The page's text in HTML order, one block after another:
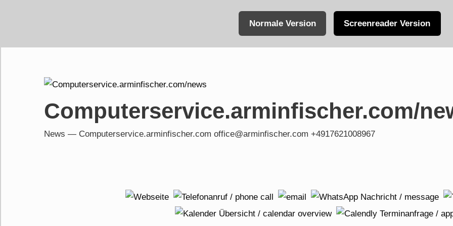
Normale Version Screenreader Version
content
Computerservice.arminfischer.com/
News — Computerservice.arminfischer.com office@arminfischer.com +4917621008967